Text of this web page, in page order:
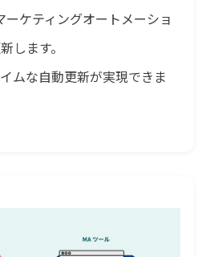
ーケティングオートメーショ
します。
ムな自動更新が実現できま